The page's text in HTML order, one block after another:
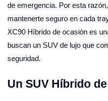
de emergencia. Por esta
mantenerte seguro en cada
XC90 Híbrido de ocasión es
buscan un SUV de lujo que
seguridad.
Un SUV Híbrido